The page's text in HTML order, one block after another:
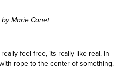
Marie Canet
feel free, its really like real. In
rope to the center of something.